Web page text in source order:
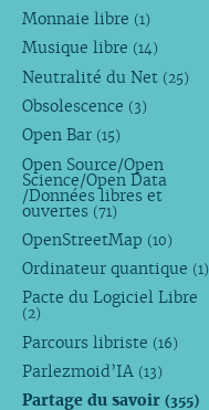
Monnaie libre (1)
Musique libre (14)
Neutralité du Net (25)
Obsolescence (3)
Open Bar (15)
Open Source/Open
Science/Open Data
/Données libres et
ouvertes (71)
OpenStreetMap (10)
Ordinateur quantique (1)
Pacte du Logiciel Libre
(2)
Parcours libriste (16)
Parlezmoid’IA (13)
Partage du savoir (355)